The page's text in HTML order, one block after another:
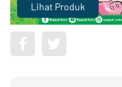
Lihat Produk